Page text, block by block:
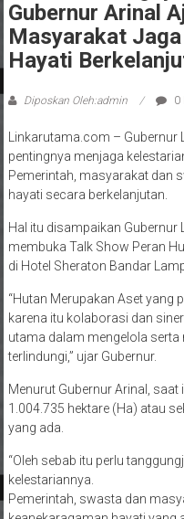
Gubernur Arinal
Masyarakat
Hayati
Diposkan Oleh:admin 0
Linkarutama.com – Gubernur
pentingnya menjaga
Pemerintah, masyarakat dan
hayati secara berkelanjutan.
Hal itu disampaikan Gubernur
membuka Talk Show Peran
di Hotel Sheraton Bandar
“Hutan Merupakan Aset yang
karena itu kolaborasi dan
utama dalam mengelola serta
terlindungi,” ujar Gubernur.
Menurut Gubernur Arinal,
1.004.735 hektare (Ha) atau
yang ada.
“Oleh sebab itu perlu
kelestariannya.
Pemerintah, swasta dan